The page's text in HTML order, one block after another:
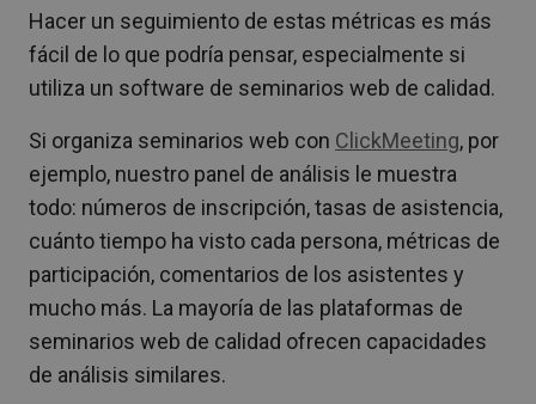
Hacer un seguimiento de estas métricas es más
fácil de lo que podría pensar, especialmente si
utiliza un software de seminarios web de calidad.
Si organiza seminarios web con ClickMeeting, por
ejemplo, nuestro panel de análisis le muestra
todo: números de inscripción, tasas de asistencia,
cuánto tiempo ha visto cada persona, métricas de
participación, comentarios de los asistentes y
mucho más. La mayoría de las plataformas de
seminarios web de calidad ofrecen capacidades
de análisis similares.